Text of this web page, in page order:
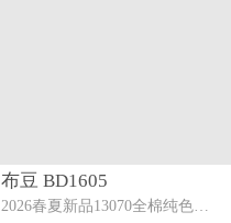
布豆 BD1605
2026春夏新品13070全棉纯色系三四件套纯棉四件套米白+浅粉